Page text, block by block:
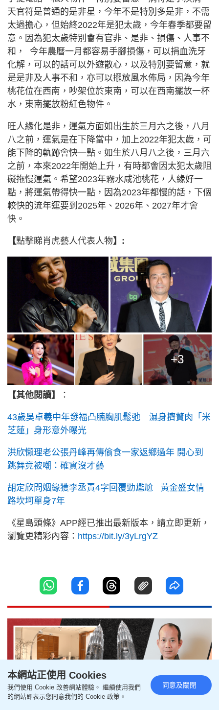
天官符是普通的是非星，今年不是特別多是非，不需
太過擔心，但始終2022年是犯太歲，今年春季都要留
意。因為犯太歲特別會有官非、是非、損傷、人事不
和， 今年農曆一月都容易手腳損傷，可以捐血洗牙
化解，可以的話可以外遊散心，以及特別要留意，就
是是非及人事不和，亦可以擺放風水佈局，因為今年
桃花位在西南，吵架位於東南，可以在西南擺放一杯
水，東南擺放粉紅色物件。
旺人緣化是非，運氣方面如出生於三月六之後，八月
八之前，運氣是在下降當中，加上2022年犯太歲，可
能下降的軌跡會快一點。如生於八月八之後，三月六
之前，本來2022年開始上升，有時都會因太犯太歲阻
礙拖慢運氣。希望2023年霧水咸池桃花，人緣好一
點，將運氣帶得快一點，因為2023年都慢的話，下個
較快的流年運要到2025年、2026年、2027年才會
快。
【點擊睇肖虎藝人代表人物】:
+3
【其他閱讀】 ：
43歲吳卓羲中年發福凸腩胸肌鬆弛 濕身擠贅肉「米
芝蓮」身形意外曝光
洪欣懶理老公張丹峰再傳偷食一家返鄉過年 開心到
跳舞竟被嘲：確實沒才藝
胡定欣問姻緣獲李丞責4字回覆勁尷尬 黃金盛女情
路坎坷單身7年
《星島頭條》APP經已推出最新版本，請立即更新，
瀏覽更精彩內容： https://bit.ly/3yLrgYZ
本網站正使用 Cookies
我們使用 Cookie 改善網站體驗。 繼續使用我們
的網站即表示您同意我們的 Cookie 政策。
同意及關閉